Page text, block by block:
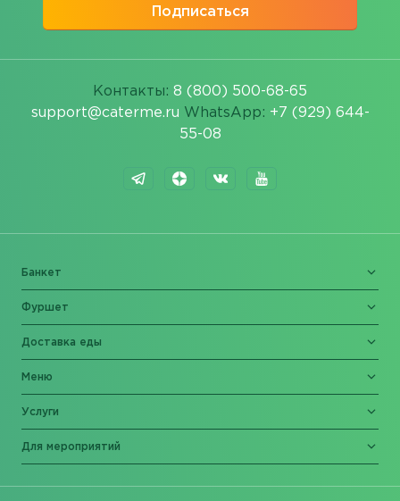
Подписаться
Контакты: 8 (800) 500-68-65
support@caterme.ru WhatsApp: +7 (929) 644-
55-08
Банкет
Фуршет
Доставка еды
Меню
Услуги
Для мероприятий